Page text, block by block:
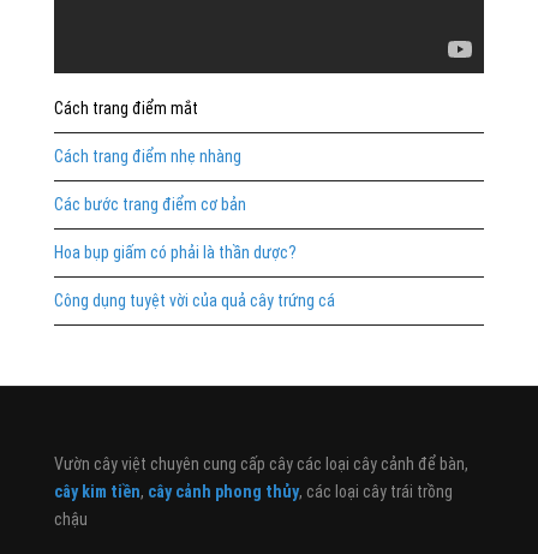
Cách trang điểm mắt
Cách trang điểm nhẹ nhàng
Các bước trang điểm cơ bản
Hoa bụp giấm có phải là thần dược?
Công dụng tuyệt vời của quả cây trứng cá
Vườn cây việt chuyên cung cấp cây các loại cây cảnh để bàn,
cây kim tiền, cây cảnh phong thủy, các loại cây trái trồng
chậu